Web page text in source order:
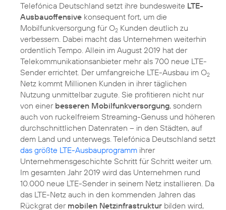
Telefónica Deutschland setzt ihre bundesweite LTE-
Ausbauoffensive konsequent fort, um die
Mobilfunkversorgung für O2 Kunden deutlich zu
verbessern. Dabei macht das Unternehmen weiterhin
ordentlich Tempo. Allein im August 2019 hat der
Telekommunikationsanbieter mehr als 700 neue LTE-
Sender errichtet. Der umfangreiche LTE-Ausbau im O2
Netz kommt Millionen Kunden in ihrer täglichen
Nutzung unmittelbar zugute. Sie profitieren nicht nur
von einer besseren Mobilfunkversorgung, sondern
auch von ruckelfreiem Streaming-Genuss und höheren
durchschnittlichen Datenraten – in den Städten, auf
dem Land und unterwegs. Telefónica Deutschland setzt
das größte LTE-Ausbauprogramm ihrer
Unternehmensgeschichte Schritt für Schritt weiter um.
Im gesamten Jahr 2019 wird das Unternehmen rund
10.000 neue LTE-Sender in seinem Netz installieren. Da
das LTE-Netz auch in den kommenden Jahren das
Rückgrat der mobilen Netzinfrastruktur bilden wird,